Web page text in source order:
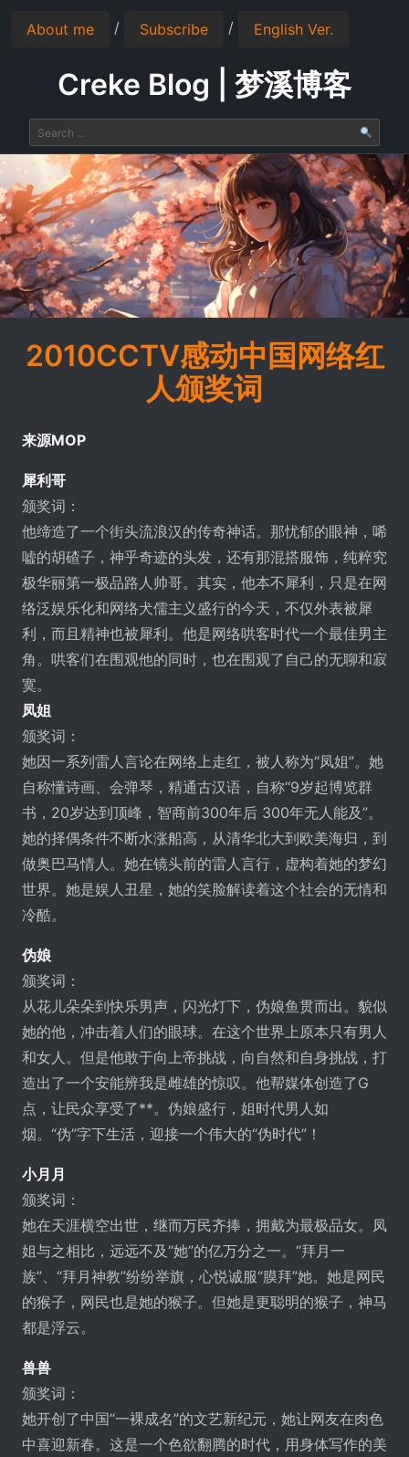
About me / Subscribe / English Ver.
Creke Blog | 梦溪博客
2010CCTV感动中国网络红
人颁奖词
来源MOP
犀利哥
颁奖词：
他缔造了一个街头流浪汉的传奇神话。那忧郁的眼神，唏
嘘的胡碴子，神乎奇迹的头发，还有那混搭服饰，纯粹究
极华丽第一极品路人帅哥。其实，他本不犀利，只是在网
络泛娱乐化和网络犬儒主义盛行的今天，不仅外表被犀
利，而且精神也被犀利。他是网络哄客时代一个最佳男主
角。哄客们在围观他的同时，也在围观了自己的无聊和寂
寞。
凤姐
颁奖词：
她因一系列雷人言论在网络上走红，被人称为“凤姐”。她
自称懂诗画、会弹琴，精通古汉语，自称“9岁起博览群
书，20岁达到顶峰，智商前300年后 300年无人能及”。
她的择偶条件不断水涨船高，从清华北大到欧美海归，到
做奥巴马情人。她在镜头前的雷人言行，虚构着她的梦幻
世界。她是娱人丑星，她的笑脸解读着这个社会的无情和
冷酷。
伪娘
颁奖词：
从花儿朵朵到快乐男声，闪光灯下，伪娘鱼贯而出。貌似
她的他，冲击着人们的眼球。在这个世界上原本只有男人
和女人。但是他敢于向上帝挑战，向自然和自身挑战，打
造出了一个安能辨我是雌雄的惊叹。他帮媒体创造了G
点，让民众享受了**。伪娘盛行，姐时代男人如
烟。“伪”字下生活，迎接一个伟大的“伪时代”！
小月月
颁奖词：
她在天涯横空出世，继而万民齐捧，拥戴为最极品女。凤
姐与之相比，远远不及“她”的亿万分之一。“拜月一
族”、“拜月神教”纷纷举旗，心悦诚服“膜拜”她。她是网民
的猴子，网民也是她的猴子。但她是更聪明的猴子，神马
都是浮云。
兽兽
颁奖词：
她开创了中国“一裸成名”的文艺新纪元，她让网友在肉色
中喜迎新春。这是一个色欲翻腾的时代，用身体写作的美